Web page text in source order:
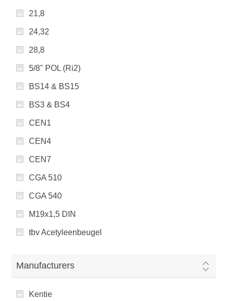
21,8
24,32
28,8
5/8" POL (Ri2)
BS14 & BS15
BS3 & BS4
CEN1
CEN4
CEN7
CGA 510
CGA 540
M19x1,5 DIN
tbv Acetyleenbeugel
Manufacturers
Kentie